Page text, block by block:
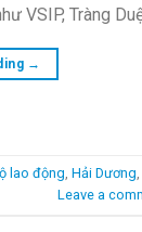
VSIP, Tràng
→
lao động, Hải Dương,
Leave a